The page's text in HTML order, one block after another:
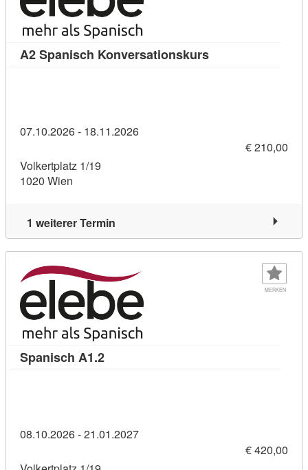
A2 Spanisch KonversationskursKursdetail: A2
07.10.2026 - 18.11.2026
€ 210,00
Volkertplatz 1/19
1020 Wien
1 weiterer Termin
MERKEN
Spanisch A1.2Kursdetail: Spanisch A1.2 (11310050)
08.10.2026 - 21.01.2027
€ 420,00